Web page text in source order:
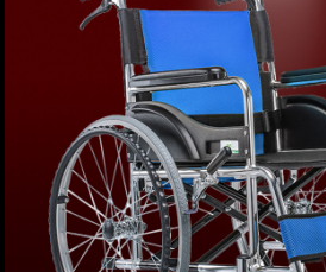
Giá: 3,500,000 VND